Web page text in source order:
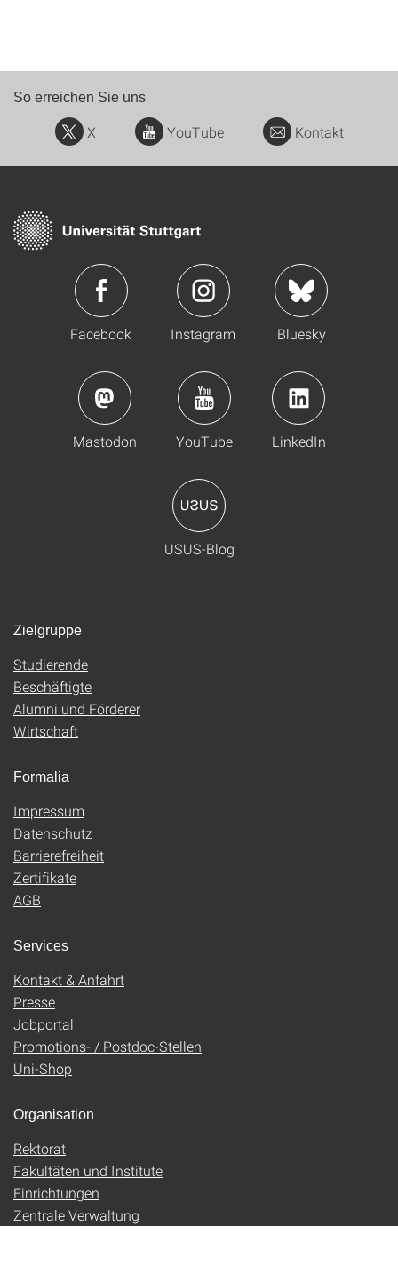
So erreichen Sie uns
X YouTube Kontakt
Facebook Instagram Bluesky
Mastodon YouTube LinkedIn
USUS-Blog
Zielgruppe
Studierende
Beschäftigte
Alumni und Förderer
Wirtschaft
Formalia
Impressum
Datenschutz
Barrierefreiheit
Zertifikate
AGB
Services
Kontakt & Anfahrt
Presse
Jobportal
Promotions- / Postdoc-Stellen
Uni-Shop
Organisation
Rektorat
Fakultäten und Institute
Einrichtungen
Zentrale Verwaltung